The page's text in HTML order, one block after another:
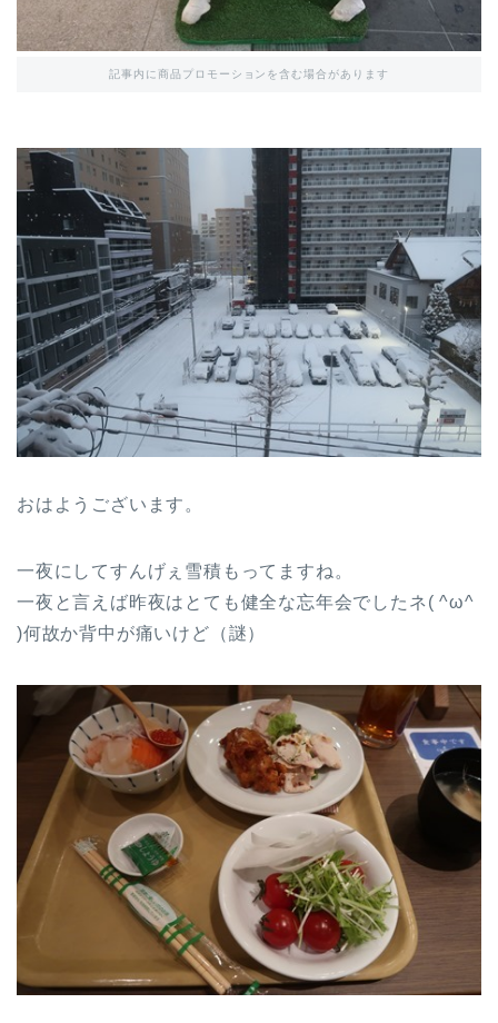
記事内に商品プロモーションを含む場合があります
おはようございます。
一夜にしてすんげぇ雪積もってますね。
一夜と言えば昨夜はとても健全な忘年会でしたネ( ^ω^
)何故か背中が痛いけど（謎）